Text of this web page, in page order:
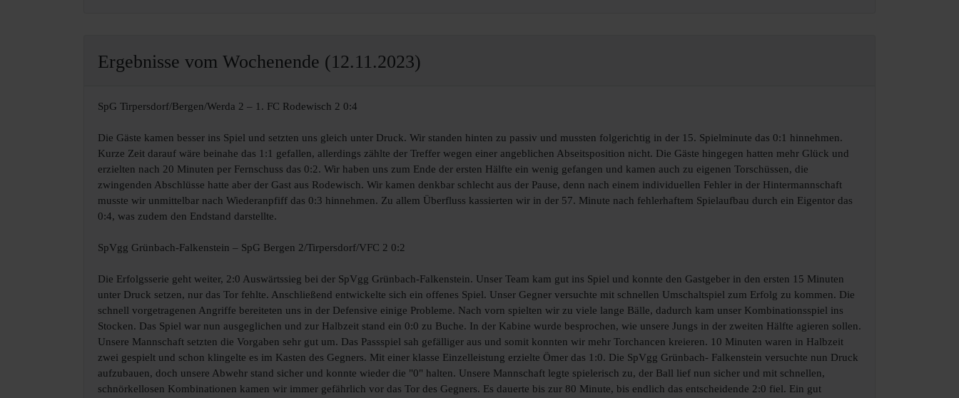
Ergebnisse vom Wochenende (12.11.2023)
SpG Tirpersdorf/Bergen/Werda 2 – 1. FC Rodewisch 2 0:4
Die Gäste kamen besser ins Spiel und setzten uns gleich unter Druck. Wir standen hinten zu passiv und mussten folgerichtig in der 15. Spielminute das 0:1 hinnehmen.
Kurze Zeit darauf wäre beinahe das 1:1 gefallen, allerdings zählte der Treffer wegen einer angeblichen Abseitsposition nicht. Die Gäste hingegen hatten mehr Glück und
erzielten nach 20 Minuten per Fernschuss das 0:2. Wir haben uns zum Ende der ersten Hälfte ein wenig gefangen und kamen auch zu eigenen Torschüssen, die
zwingenden Abschlüsse hatte aber der Gast aus Rodewisch. Wir kamen denkbar schlecht aus der Pause, denn nach einem individuellen Fehler in der Hintermannschaft
musste wir unmittelbar nach Wiederanpfiff das 0:3 hinnehmen. Zu allem Überfluss kassierten wir in der 57. Minute nach fehlerhaftem Spielaufbau durch ein Eigentor das
0:4, was zudem den Endstand darstellte.
SpVgg Grünbach-Falkenstein – SpG Bergen 2/Tirpersdorf/VFC 2 0:2
Die Erfolgsserie geht weiter, 2:0 Auswärtssieg bei der SpVgg Grünbach-Falkenstein. Unser Team kam gut ins Spiel und konnte den Gastgeber in den ersten 15 Minuten
unter Druck setzen, nur das Tor fehlte. Anschließend entwickelte sich ein offenes Spiel. Unser Gegner versuchte mit schnellen Umschaltspiel zum Erfolg zu kommen. Die
schnell vorgetragenen Angriffe bereiteten uns in der Defensive einige Probleme. Nach vorn spielten wir zu viele lange Bälle, dadurch kam unser Kombinationsspiel ins
Stocken. Das Spiel war nun ausgeglichen und zur Halbzeit stand ein 0:0 zu Buche. In der Kabine wurde besprochen, wie unsere Jungs in der zweiten Hälfte agieren sollen.
Unsere Mannschaft setzten die Vorgaben sehr gut um. Das Passspiel sah gefälliger aus und somit konnten wir mehr Torchancen kreieren. 10 Minuten waren in Halbzeit
zwei gespielt und schon klingelte es im Kasten des Gegners. Mit einer klasse Einzelleistung erzielte Ömer das 1:0. Die SpVgg Grünbach- Falkenstein versuchte nun Druck
aufzubauen, doch unsere Abwehr stand sicher und konnte wieder die "0" halten. Unsere Mannschaft legte spielerisch zu, der Ball lief nun sicher und mit schnellen,
schnörkellosen Kombinationen kamen wir immer gefährlich vor das Tor des Gegners. Es dauerte bis zur 80 Minute, bis endlich das entscheidende 2:0 fiel. Ein gut